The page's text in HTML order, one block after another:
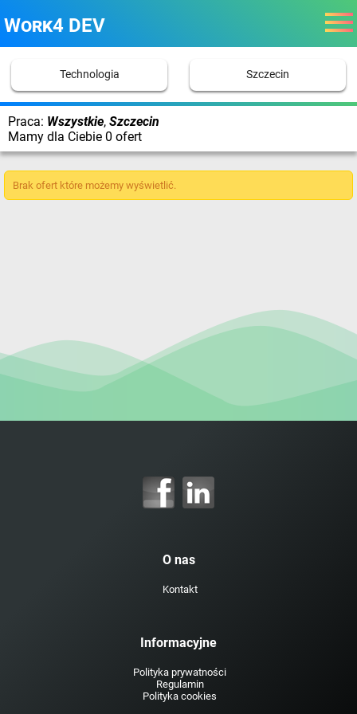
Work4 DEV
Technologia Szczecin
Praca: Wszystkie, Szczecin
Mamy dla Ciebie 0 ofert
Brak ofert które możemy wyświetlić.
O nas
Kontakt
Informacyjne
Polityka prywatności
Regulamin
Polityka cookies